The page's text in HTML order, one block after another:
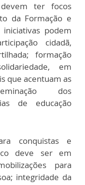
ter focos
da Formação e
podem
cidadã,
formação
em
que acentuam as
dos
de educação
conquistas e
deve ser em
para
integridade da